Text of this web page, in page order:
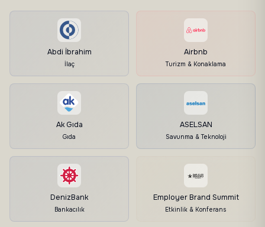
Abdi İbrahim
İlaç
Airbnb
Turizm & Konaklama
Ak Gıda
Gıda
ASELSAN
Savunma & Teknoloji
DenizBank
Bankacılık
Employer Brand Summit
Etkinlik & Konferans